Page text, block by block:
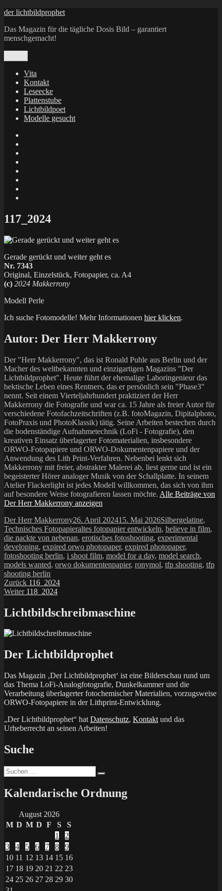
Zum
springen
der lichtbildprophet
Das Magazin für die tägliche Dosis Bild – garantiert
menschgemacht!
Vita
Kontakt
Leseecke
Plattenstube
Lichtbildpoet
Modelle gesucht
X
117_2024
Gerade gerückt und weiter geht es
Nr. 7343
Original, Einzelstück, Fotopapier, ca. A4
(c) 2024 Makkerrony
Modell Perle
Ich suche Fotomodelle! Mehr Informationen hier klicken.
Autor: Der Herr Makkerrony
Der "Herr Makkerrony", das ist Ronald Puhle aus Berlin und der
Macher des weltbekannten und einzigartigen Magazins "Der
Lichtbildprophet". Heute führt der ehemalige Laboringenieur das
hektische Leben eines Rentners, das er persönlich sein "Phase3"
nennt. Seit einem Vierteljahrhundert praktiziert der Herr
Makkerrony die Fotografie und war ca. 15 Jahre als freier Autor für
verschiedene Fotofachzeitschriften (z.B. fotoMagazin, Dipitalphoto,
FotoPraxis und PhotoKlassik) tätig. Seine Arbeiten bestechen durch
die bodenständige Aufnahmetechnik (LoFi - Fotografie), den
kreativen Einsatz überlagerter Fotomaterialien, insbesondere
ORWO-Fotopapiere und ORWO-Dokumentenpapiere und der
Anwendung des Lith Print-Verfahren. Nebenbei lenkt sich
Makkerrony mit freier, abstrakter Malerei ab, liest gerne und ist ein
begeisterter Hörer analoger Musik von der Schallplatte. In seinem
Atelier Flackerlight ist jedes Modell willkommen, das sich von ihm
auf besondere Weise fotografieren lassen möchte. Alle Beiträge von
Der Herr Makkerrony anzeigen
Autor
Der Herr MakkerronyVeröffentlicht
am
26. April 202415. Mai 2026Kategorien
Silbergelatine,
Technisches FotopapierSchlagwörter
altes fotopapier entwickeln, believe in film,
die nackte von nebenan, erotisches fotoshooting, experimental
developing, expired orwo photopaper, expired photopaper,
fotoshooting berlin, i shoot film, model for a day, model search,
models wanted, orwo dokumentenpapier, ronymol, tfp shooting, tfp
shooting berlin
Beitragsnavigation
Zurück Vorheriger
Beitrag:
116_2024
Weiter Nächster
118_2024
Lichtbildschreibmaschine
Der Lichtbildprophet
Das Magazin ‚Der Lichtbildprophet‘ ist eine Bilderschau rund um
das Thema LoFi-Analogfotografie, Dunkelkammer und die
Verarbeitung überlagerter fotochemischer Materialien, vorzugsweise
ORWO-Fotopapiere in der Lithprint-Entwicklung.
„Der Lichtbildprophet“ hat Datenschutz, Kontakt und das
Urheberrecht an seinen Arbeiten!
Suche
Suchen
nach:
Kalendarische Ordnung
August 2026
M D M D F S
S
1
2
3
4 5 6 7 8
9
10 11 12 13 14 15 16
17 18 19 20 21 22 23
24 25 26 27 28 29 30